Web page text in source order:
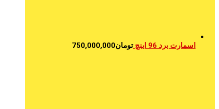
اسمارت برد 96 اینچ تومان750,000,000